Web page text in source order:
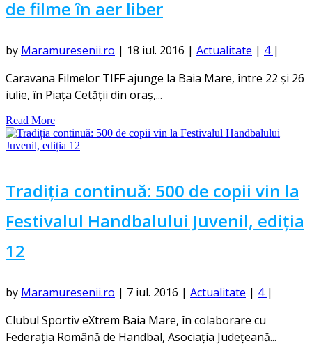
de filme în aer liber
by Maramuresenii.ro | 18 iul. 2016 | Actualitate | 4 |
Caravana Filmelor TIFF ajunge la Baia Mare, între 22 și 26
iulie, în Piața Cetății din oraș,...
Read More
Tradiția continuă: 500 de copii vin la
Festivalul Handbalului Juvenil, ediția
12
by Maramuresenii.ro | 7 iul. 2016 | Actualitate | 4 |
Clubul Sportiv eXtrem Baia Mare, în colaborare cu
Federația Română de Handbal, Asociația Județeană...